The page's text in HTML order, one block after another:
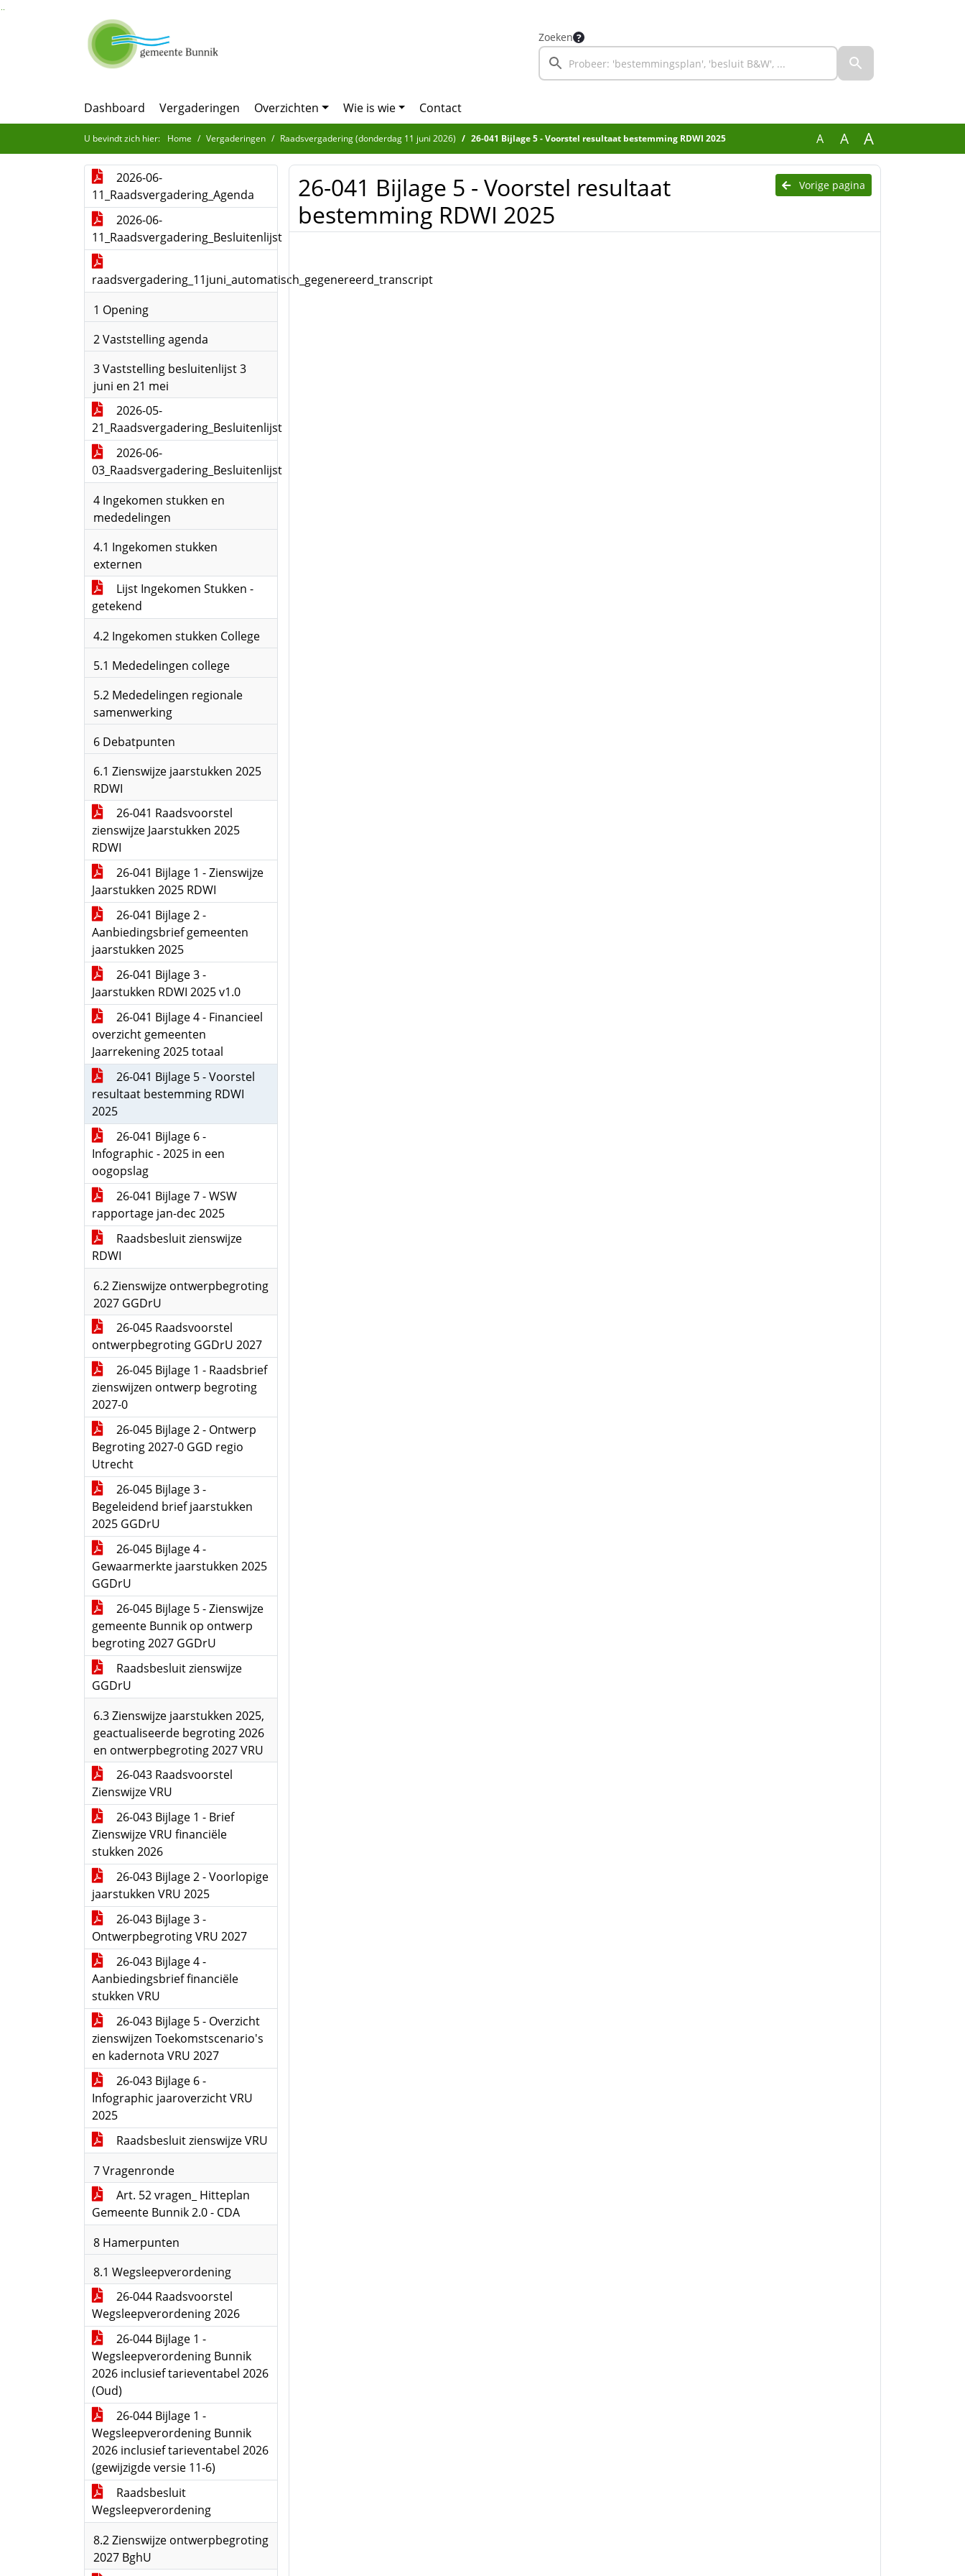
Ga naar de inhoud van deze pagina
Ga naar het zoeken
Ga naar het menu
Zoeken
Dashboard Vergaderingen Overzichten Wie is wie Contact
U bevindt zich hier: Home Vergaderingen Raadsvergadering (donderdag 11 juni 2026) 26-041 Bijlage 5 - Voorstel resultaat bestemming RDWI 2025 A A A
2026-06-
11_Raadsvergadering_Agenda
2026-06-
11_Raadsvergadering_Besluitenlijst
raadsvergadering_11juni_automatisch_gegenereerd_transcript
1 Opening
2 Vaststelling agenda
3 Vaststelling besluitenlijst 3
juni en 21 mei
2026-05-
21_Raadsvergadering_Besluitenlijst
2026-06-
03_Raadsvergadering_Besluitenlijst
4 Ingekomen stukken en
mededelingen
4.1 Ingekomen stukken
externen
Lijst Ingekomen Stukken -
getekend
4.2 Ingekomen stukken College
5.1 Mededelingen college
5.2 Mededelingen regionale
samenwerking
6 Debatpunten
6.1 Zienswijze jaarstukken 2025
RDWI
26-041 Raadsvoorstel
zienswijze Jaarstukken 2025
RDWI
26-041 Bijlage 1 - Zienswijze
Jaarstukken 2025 RDWI
26-041 Bijlage 2 -
Aanbiedingsbrief gemeenten
jaarstukken 2025
26-041 Bijlage 3 -
Jaarstukken RDWI 2025 v1.0
26-041 Bijlage 4 - Financieel
overzicht gemeenten
Jaarrekening 2025 totaal
26-041 Bijlage 5 - Voorstel
resultaat bestemming RDWI
2025
26-041 Bijlage 6 -
Infographic - 2025 in een
oogopslag
26-041 Bijlage 7 - WSW
rapportage jan-dec 2025
Raadsbesluit zienswijze
RDWI
6.2 Zienswijze ontwerpbegroting
2027 GGDrU
26-045 Raadsvoorstel
ontwerpbegroting GGDrU 2027
26-045 Bijlage 1 - Raadsbrief
zienswijzen ontwerp begroting
2027-0
26-045 Bijlage 2 - Ontwerp
Begroting 2027-0 GGD regio
Utrecht
26-045 Bijlage 3 -
Begeleidend brief jaarstukken
2025 GGDrU
26-045 Bijlage 4 -
Gewaarmerkte jaarstukken 2025
GGDrU
26-045 Bijlage 5 - Zienswijze
gemeente Bunnik op ontwerp
begroting 2027 GGDrU
Raadsbesluit zienswijze
GGDrU
6.3 Zienswijze jaarstukken 2025,
geactualiseerde begroting 2026
en ontwerpbegroting 2027 VRU
26-043 Raadsvoorstel
Zienswijze VRU
26-043 Bijlage 1 - Brief
Zienswijze VRU financiële
stukken 2026
26-043 Bijlage 2 - Voorlopige
jaarstukken VRU 2025
26-043 Bijlage 3 -
Ontwerpbegroting VRU 2027
26-043 Bijlage 4 -
Aanbiedingsbrief financiële
stukken VRU
26-043 Bijlage 5 - Overzicht
zienswijzen Toekomstscenario's
en kadernota VRU 2027
26-043 Bijlage 6 -
Infographic jaaroverzicht VRU
2025
Raadsbesluit zienswijze VRU
7 Vragenronde
Art. 52 vragen_ Hitteplan
Gemeente Bunnik 2.0 - CDA
8 Hamerpunten
8.1 Wegsleepverordening
26-044 Raadsvoorstel
Wegsleepverordening 2026
26-044 Bijlage 1 -
Wegsleepverordening Bunnik
2026 inclusief tarieventabel 2026
(Oud)
26-044 Bijlage 1 -
Wegsleepverordening Bunnik
2026 inclusief tarieventabel 2026
(gewijzigde versie 11-6)
Raadsbesluit
Wegsleepverordening
8.2 Zienswijze ontwerpbegroting
2027 BghU
Vorige pagina
26-041 Bijlage 5 - Voorstel resultaat
bestemming RDWI 2025